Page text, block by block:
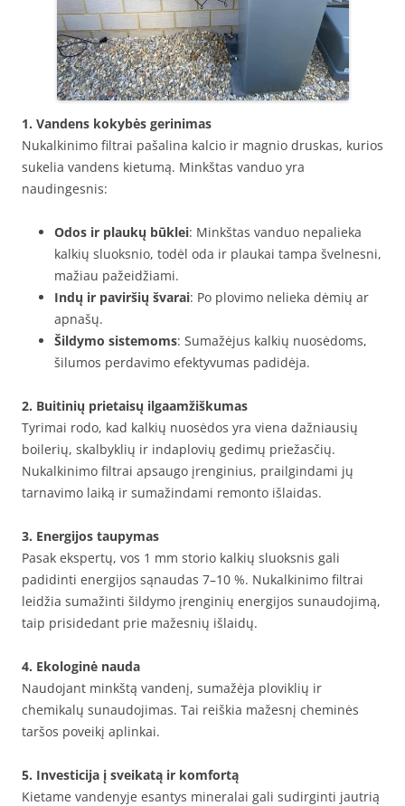
1. Vandens kokybės gerinimas
Nukalkinimo filtrai pašalina kalcio ir magnio druskas, kurios
sukelia vandens kietumą. Minkštas vanduo yra
naudingesnis:
Odos ir plaukų būklei: Minkštas vanduo nepalieka
kalkių sluoksnio, todėl oda ir plaukai tampa švelnesni,
mažiau pažeidžiami.
Indų ir paviršių švarai: Po plovimo nelieka dėmių ar
apnašų.
Šildymo sistemoms: Sumažėjus kalkių nuosėdoms,
šilumos perdavimo efektyvumas padidėja.
2. Buitinių prietaisų ilgaamžiškumas
Tyrimai rodo, kad kalkių nuosėdos yra viena dažniausių
boilerių, skalbyklių ir indaplovių gedimų priežasčių.
Nukalkinimo filtrai apsaugo įrenginius, prailgindami jų
tarnavimo laiką ir sumažindami remonto išlaidas.
3. Energijos taupymas
Pasak ekspertų, vos 1 mm storio kalkių sluoksnis gali
padidinti energijos sąnaudas 7–10 %. Nukalkinimo filtrai
leidžia sumažinti šildymo įrenginių energijos sunaudojimą,
taip prisidedant prie mažesnių išlaidų.
4. Ekologinė nauda
Naudojant minkštą vandenį, sumažėja ploviklių ir
chemikalų sunaudojimas. Tai reiškia mažesnį cheminės
taršos poveikį aplinkai.
5. Investicija į sveikatą ir komfortą
Kietame vandenyje esantys mineralai gali sudirginti jautrią